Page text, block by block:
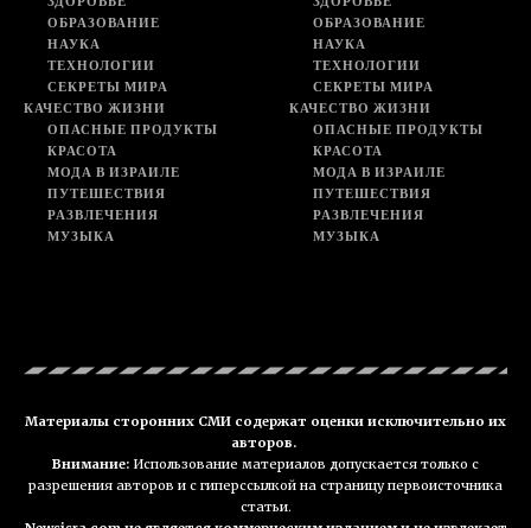
ОБРАЗОВАНИЕ
НАУКА
ТЕХНОЛОГИИ
СЕКРЕТЫ МИРА
КАЧЕСТВО ЖИЗНИ
ОПАСНЫЕ ПРОДУКТЫ
КРАСОТА
МОДА В ИЗРАИЛЕ
ПУТЕШЕСТВИЯ
РАЗВЛЕЧЕНИЯ
МУЗЫКА
ОБРАЗОВАНИЕ
НАУКА
ТЕХНОЛОГИИ
СЕКРЕТЫ МИРА
КАЧЕСТВО ЖИЗНИ
ОПАСНЫЕ ПРОДУКТЫ
КРАСОТА
МОДА В ИЗРАИЛЕ
ПУТЕШЕСТВИЯ
РАЗВЛЕЧЕНИЯ
МУЗЫКА
Материалы сторонних СМИ содержат оценки исключительно их
авторов.
Внимание: Использование материалов допускается только с
разрешения авторов и с гиперссылкой на страницу первоисточника
статьи.